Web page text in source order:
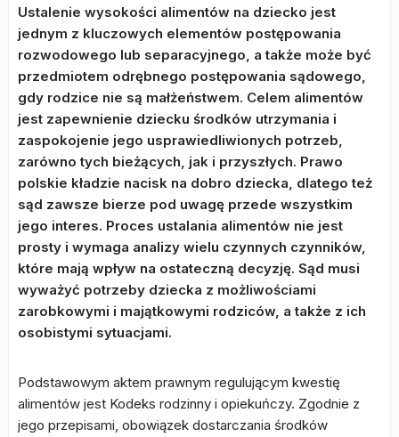
Ustalenie wysokości alimentów na dziecko jest
jednym z kluczowych elementów postępowania
rozwodowego lub separacyjnego, a także może być
przedmiotem odrębnego postępowania sądowego,
gdy rodzice nie są małżeństwem. Celem alimentów
jest zapewnienie dziecku środków utrzymania i
zaspokojenie jego usprawiedliwionych potrzeb,
zarówno tych bieżących, jak i przyszłych. Prawo
polskie kładzie nacisk na dobro dziecka, dlatego też
sąd zawsze bierze pod uwagę przede wszystkim
jego interes. Proces ustalania alimentów nie jest
prosty i wymaga analizy wielu czynnych czynników,
które mają wpływ na ostateczną decyzję. Sąd musi
wyważyć potrzeby dziecka z możliwościami
zarobkowymi i majątkowymi rodziców, a także z ich
osobistymi sytuacjami.
Podstawowym aktem prawnym regulującym kwestię
alimentów jest Kodeks rodzinny i opiekuńczy. Zgodnie z
jego przepisami, obowiązek dostarczania środków